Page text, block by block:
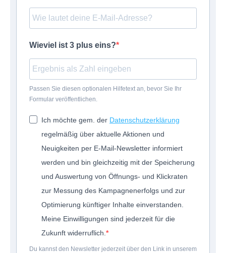
Wieviel ist 3 plus eins?
Passen Sie diesen optionalen Hilfetext an, bevor Sie Ihr
Formular veröffentlichen.
Ich möchte gem. der Datenschutzerklärung
regelmäßig über aktuelle Aktionen und
Neuigkeiten per E-Mail-Newsletter informiert
werden und bin gleichzeitig mit der Speicherung
und Auswertung von Öffnungs- und Klickraten
zur Messung des Kampagnenerfolgs und zur
Optimierung künftiger Inhalte einverstanden.
Meine Einwilligungen sind jederzeit für die
Zukunft widerruflich.
Du kannst den Newsletter jederzeit über den Link in unserem